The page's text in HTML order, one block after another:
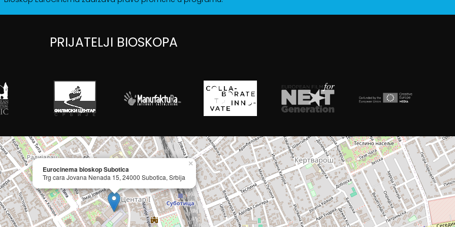
PRIJATELJI BIOSKOPA
Eurocinema bioskop Subotica
Trg cara Jovana Nenada 15, 24000 Subotica, Srbija
×